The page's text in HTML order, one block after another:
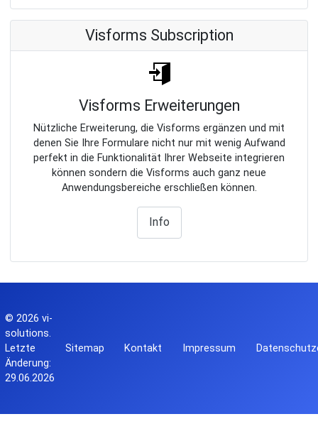
Visforms Subscription
Visforms Erweiterungen
Nützliche Erweiterung, die Visforms ergänzen und mit
denen Sie Ihre Formulare nicht nur mit wenig Aufwand
perfekt in die Funktionalität Ihrer Webseite integrieren
können sondern die Visforms auch ganz neue
Anwendungsbereiche erschließen können.
Info
© 2026vi-
solutions.
Letzte
Änderung:
29.06.2026
Sitemap Kontakt Impressum